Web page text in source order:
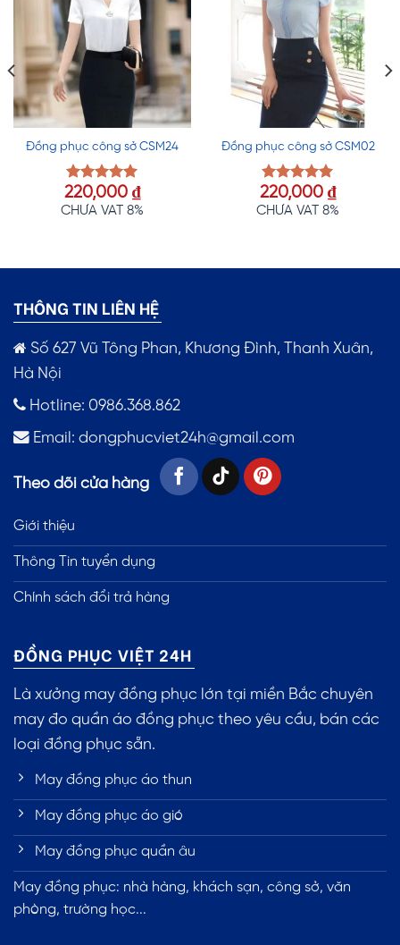
Đồng phục công sở CSM24
Được xếp
hạng5.00
220,000 ₫
CHƯA VAT 8%
Đồng phục công sở CSM02
Được xếp
hạng5.00
220,000 ₫
CHƯA VAT 8%
THÔNG TIN LIÊN HỆ
Số 627 Vũ Tông Phan, Khương Đình, Thanh Xuân,
Hà Nội
Hotline: 0986.368.862
Email: dongphucviet24h@gmail.com
Theo dõi cửa hàng
Giới thiệu
Thông Tin tuyển dụng
Chính sách đổi trả hàng
ĐỒNG PHỤC VIỆT 24H
Là xưởng may đồng phục lớn tại miền Bắc chuyên
may đo quần áo đồng phục theo yêu cầu, bán các
loại đồng phục sẵn.
May đồng phục áo thun
May đồng phục áo gió
May đồng phục quần âu
May đồng phục: nhà hàng, khách sạn, công sở, văn
phòng, trường học...